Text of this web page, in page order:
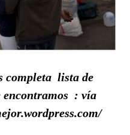
completa lista de
encontramos : vía